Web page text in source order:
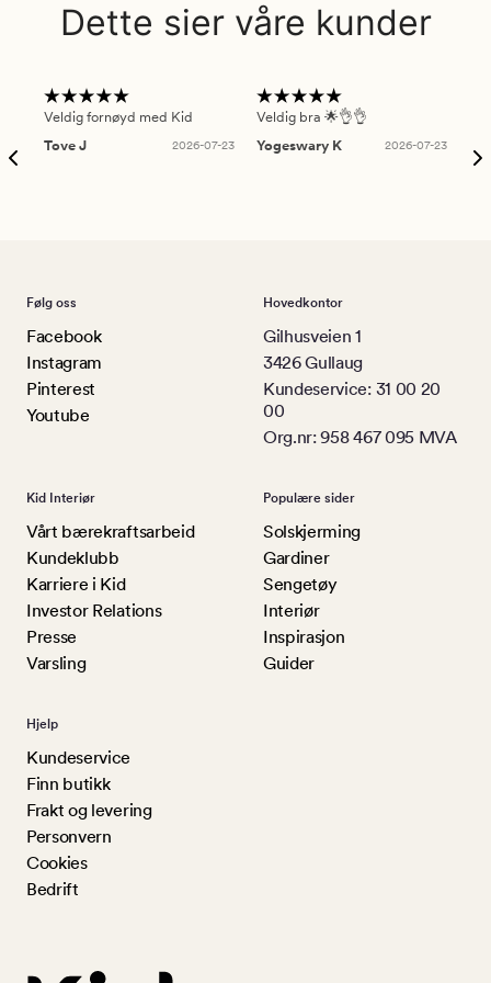
Dette sier våre kunder
Veldig fornøyd med Kid
Tove J
2026-07-23
Veldig bra 🌟👌👌
Yogeswary K
2026-07-23
Følg oss
Facebook
Instagram
Pinterest
Youtube
Hovedkontor
Gilhusveien 1
3426 Gullaug
Kundeservice: 31 00 20
00
Org.nr: 958 467 095 MVA
Kid Interiør
Vårt bærekraftsarbeid
Kundeklubb
Karriere i Kid
Investor Relations
Presse
Varsling
Populære sider
Solskjerming
Gardiner
Sengetøy
Interiør
Inspirasjon
Guider
Hjelp
Kundeservice
Finn butikk
Frakt og levering
Personvern
Cookies
Bedrift